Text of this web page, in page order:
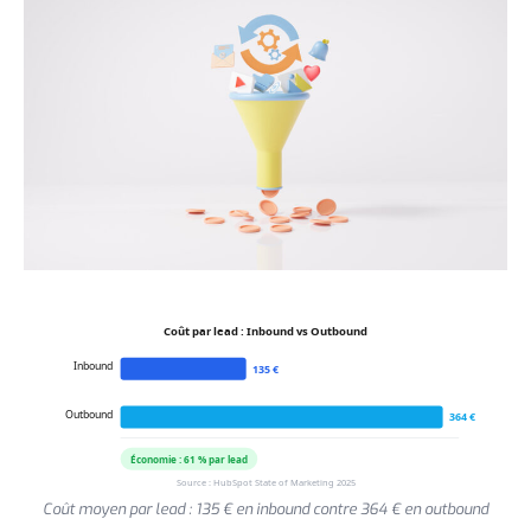
Coût par lead : Inbound vs Outbound
Inbound 135 €
Outbound 364 €
Économie : 61 % par lead
Source : HubSpot State of Marketing 2025
Coût moyen par lead : 135 € en inbound contre 364 € en outbound